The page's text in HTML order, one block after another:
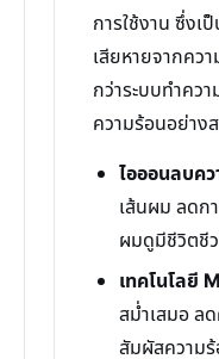
การใช้งาน ซึ่ง
เสียหายจากคว
กว่าระบบทำคว
ความร้อนอย่าง
ไอออนลบค
เส้นผม ลดก
ผมดูมีชีวิตชี
เทคโนโลยี
สม่ำเสมอ ล
สัมผัสความ